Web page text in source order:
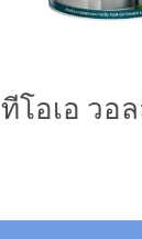
ทีโอเอ วอ